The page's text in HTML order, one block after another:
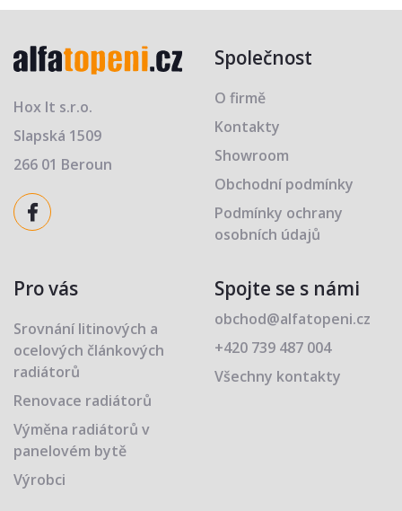
Hox It s.r.o.
Slapská 1509
266 01 Beroun
Společnost
O firmě
Kontakty
Showroom
Obchodní podmínky
Podmínky ochrany
osobních údajů
Pro vás
Srovnání litinových a
ocelových článkových
radiátorů
Renovace radiátorů
Výměna radiátorů v
panelovém bytě
Výrobci
Spojte se s námi
obchod@alfatopeni.cz
+420 739 487 004
Všechny kontakty